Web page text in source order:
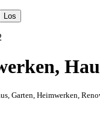
Garten, Heimwerken,